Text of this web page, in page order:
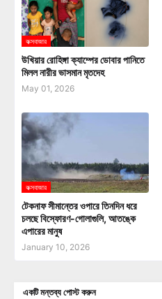
কক্সবাজার
উখিয়ার রোহিঙ্গা ক্যাম্পের ডোবার পানিতে
মিলল নারীর ভাসমান মৃতদেহ
May 01, 2026
কক্সবাজার
টেকনাফ সীমান্তের ওপারে তিনদিন ধরে
চলছে বিস্ফোরণ-গোলাগুলি, আতঙ্কে
এপারের মানুষ
January 10, 2026
একটি মন্তব্য পোস্ট করুন